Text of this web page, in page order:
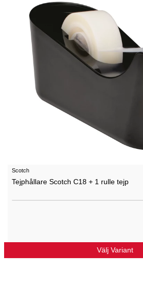
Scotch
Tejphållare Scotch C18 + 1 rulle tejp
Välj Variant